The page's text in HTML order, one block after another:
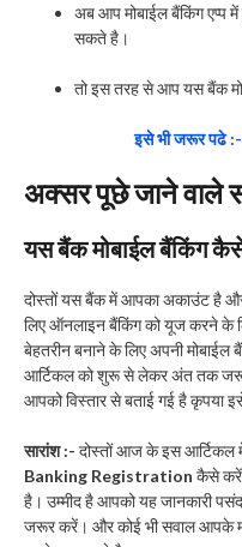
अब आप मोबाईल बैंकिंग एप्प
सकते है।
तो इस तरह से आप यस बैंक
इसे भी जरूर पढे
अक्सर पूछे जाने वाले
यस बैंक मोबाईल बैंकिंग
दोस्तों यस बैंक में आपका अकाउंट है
लिए ऑनलाइन बैंकिंग को यूज करने के
बेहतरीन बनाने के लिए अपनी
आर्टिकल को शुरू से लेकर अंत तक
आपको विस्तार से बताई गई है कृपया
सारांश :- दोस्तों आज के इस आर्टिकल
Banking Registration कैसे करें
है। उम्मीद है आपको यह जानकारी
जरूर करें। और कोई भी सवाल आपके